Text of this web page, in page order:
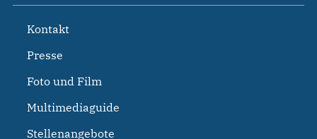
Kontakt
Presse
Foto und Film
Multimediaguide
Stellenangebote